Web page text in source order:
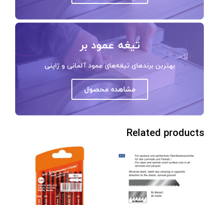
تیغه عمود بر
بهترین برندهای تیغه‌های عمود آلمانی و ژاپنی
مشاهده محصول
Related products